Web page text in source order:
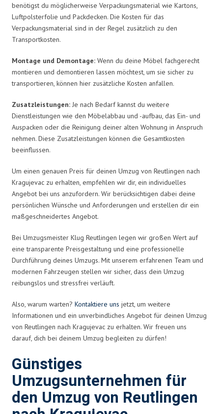
benötigst du möglicherweise Verpackungsmaterial wie Kartons,
Luftpolsterfolie und Packdecken. Die Kosten für das
Verpackungsmaterial sind in der Regel zusätzlich zu den
Transportkosten.
Montage und Demontage: Wenn du deine Möbel fachgerecht
montieren und demontieren lassen möchtest, um sie sicher zu
transportieren, können hier zusätzliche Kosten anfallen.
Zusatzleistungen: Je nach Bedarf kannst du weitere
Dienstleistungen wie den Möbelabbau und -aufbau, das Ein- und
Auspacken oder die Reinigung deiner alten Wohnung in Anspruch
nehmen. Diese Zusatzleistungen können die Gesamtkosten
beeinflussen.
Um einen genauen Preis für deinen Umzug von Reutlingen nach
Kragujevac zu erhalten, empfehlen wir dir, ein individuelles
Angebot bei uns anzufordern. Wir berücksichtigen dabei deine
persönlichen Wünsche und Anforderungen und erstellen dir ein
maßgeschneidertes Angebot.
Bei Umzugsmeister Klug Reutlingen legen wir großen Wert auf
eine transparente Preisgestaltung und eine professionelle
Durchführung deines Umzugs. Mit unserem erfahrenen Team und
modernen Fahrzeugen stellen wir sicher, dass dein Umzug
reibungslos und stressfrei verläuft.
Also, warum warten? Kontaktiere uns jetzt, um weitere
Informationen und ein unverbindliches Angebot für deinen Umzug
von Reutlingen nach Kragujevac zu erhalten. Wir freuen uns
darauf, dich bei deinem Umzug begleiten zu dürfen!
Günstiges
Umzugsunternehmen für
den Umzug von Reutlingen